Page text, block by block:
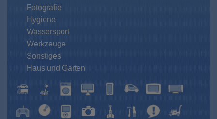
Fotografie
Hygiene
Wassersport
Werkzeuge
Sonstiges
Haus und Garten